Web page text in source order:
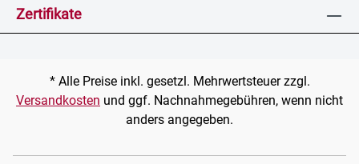
Zertifikate
* Alle Preise inkl. gesetzl. Mehrwertsteuer zzgl.
Versandkosten und ggf. Nachnahmegebühren, wenn nicht
anders angegeben.